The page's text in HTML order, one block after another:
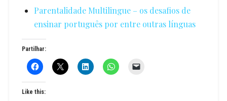
Parentalidade Multilingue – os desafios de
ensinar português por entre outras línguas
Partilhar:
Like this: